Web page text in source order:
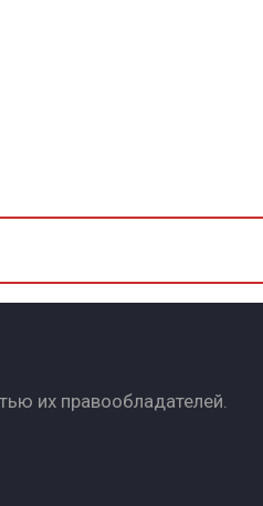
их правообладателей.